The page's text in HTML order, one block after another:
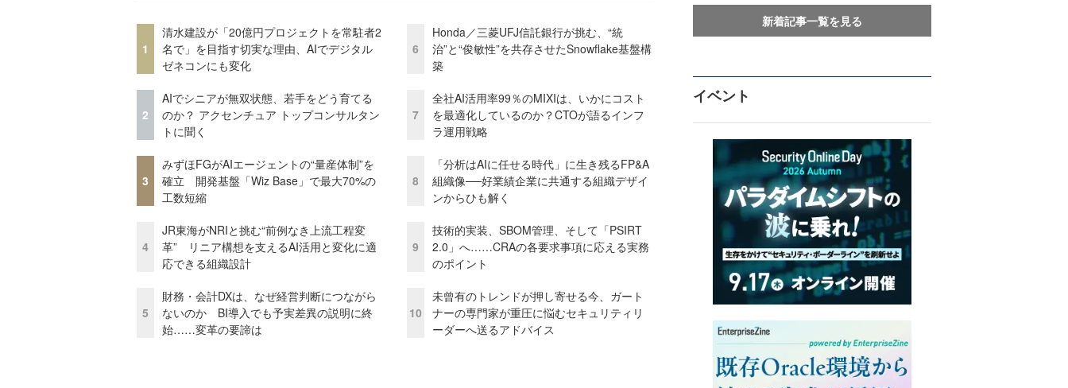
1
清水建設が「20億円プロジェクトを常駐者2
名で」を目指す切実な理由、AIでデジタル
ゼネコンにも変化
2
AIでシニアが無双状態、若手をどう育てる
のか？ アクセンチュア トップコンサルタン
トに聞く
3
みずほFGがAIエージェントの“量産体制”を
確立 開発基盤「Wiz Base」で最大70%の
工数短縮
4
JR東海がNRIと挑む“前例なき上流工程変
革” リニア構想を支えるAI活用と変化に適
応できる組織設計
5
財務・会計DXは、なぜ経営判断につながら
ないのか BI導入でも予実差異の説明に終
始……変革の要諦は
6
Honda／三菱UFJ信託銀行が挑む、“統
治”と“俊敏性”を共存させたSnowflake基盤構
築
7
全社AI活用率99％のMIXIは、いかにコスト
を最適化しているのか？CTOが語るインフ
ラ運用戦略
8
「分析はAIに任せる時代」に生き残るFP&A
組織像──好業績企業に共通する組織デザイ
ンからひも解く
9
技術的実装、SBOM管理、そして「PSIRT
2.0」へ……CRAの各要求事項に応える実務
のポイント
10
未曾有のトレンドが押し寄せる今、ガート
ナーの専門家が重圧に悩むセキュリティリ
ーダーへ送るアドバイス
新着記事一覧を見る
イベント